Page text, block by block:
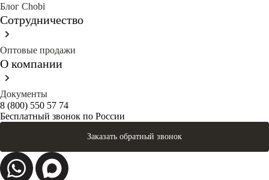
Блог Сhobi
Сотрудничество
Оптовые продажи
О компании
Документы
8 (800) 550 57 74
Бесплатный звонок по России
Заказать обратный звонок